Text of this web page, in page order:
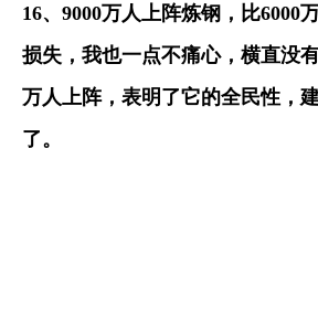
16、 9000万人上阵炼钢，比6000
损失，我也一点不痛心，横直没有
万人上阵，表明了它的全民性，
了。